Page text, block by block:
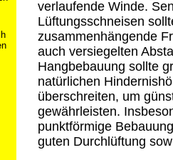
verlaufende Winde.
Lüftungsschneisen
zusammenhängende
auch versiegelten
Hangbebauung sollte
natürlichen
überschreiten, um
gewährleisten.
punktförmige
guten Durchlüftung